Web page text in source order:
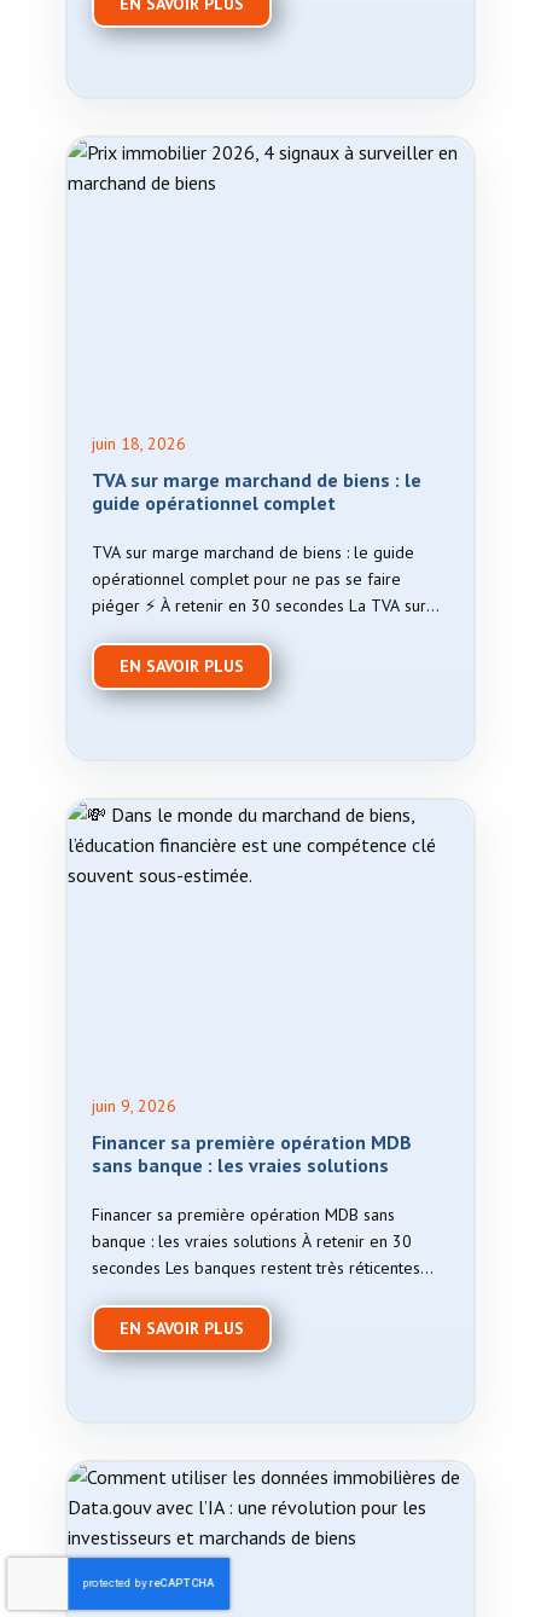
juin 18, 2026
TVA sur marge marchand de biens : le
guide opérationnel complet
TVA sur marge marchand de biens : le guide
opérationnel complet pour ne pas se faire
piéger ⚡ À retenir en 30 secondes La TVA sur
EN SAVOIR PLUS
juin 9, 2026
Financer sa première opération MDB
sans banque : les vraies solutions
Financer sa première opération MDB sans
banque : les vraies solutions À retenir en 30
secondes Les banques restent très réticentes
EN SAVOIR PLUS